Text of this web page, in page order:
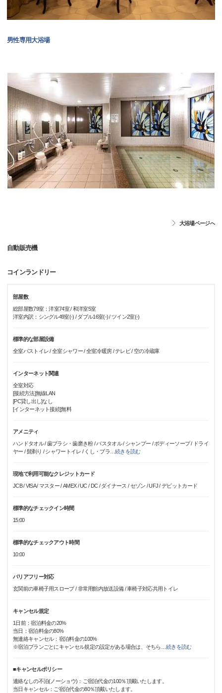
男性専用大浴場
大浴場ページへ
自動販売機
コインランドリー
部屋数
総部屋数79室：洋室74室 / 和洋室5室
洋室内訳：シングル49室(-) / ダブル16室(-) / ツイン2室(-)
標準的な部屋設備
全室バストイレ / 全室シャワー / 全室冷暖房 / テレビ / 空の冷蔵庫
インターネット関連
全室対応
[接続方法]無線LAN
[PC貸し出し]なし
[インターネット接続]無料
アメニティ
ハンドタオル / 歯ブラシ・歯磨き粉 / バスタオル / シャンプー / ボディーソープ / ドライ
ヤー / 髭剃り / シャワートイレ / くし・ブラ …続きを読む
現地で利用可能なクレジットカード
JCB / VISA / マスター / AMEX / UC / DC / ダイナース / セゾン / UFJ / デビットカード
標準的なチェックイン時間
15:00
標準的なチェックアウト時間
10:00
バリアフリー対応
玄関前の車椅子用スロープ / 非常用館内放送設備 / 車椅子対応共用トイレ
キャンセル規定
1日前：宿泊料金の20%
当日：宿泊料金の80%
無連絡キャンセル：宿泊料金の100%
※宿泊プランごとにキャンセル規定の設定がある場合は、そちら …続きを読む
■キャンセルポリシー
連絡なしの不泊(ノーショウ)：ご宿泊代金の100％頂戴いたします。
当日キャンセル：ご宿泊代金の80％頂戴いたします。